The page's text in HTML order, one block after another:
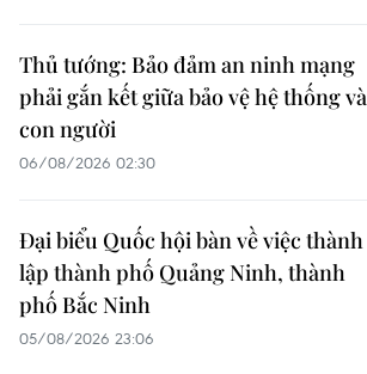
Thủ tướng: Bảo đảm an ninh mạng
phải gắn kết giữa bảo vệ hệ thống và
con người
06/08/2026 02:30
Đại biểu Quốc hội bàn về việc thành
lập thành phố Quảng Ninh, thành
phố Bắc Ninh
05/08/2026 23:06